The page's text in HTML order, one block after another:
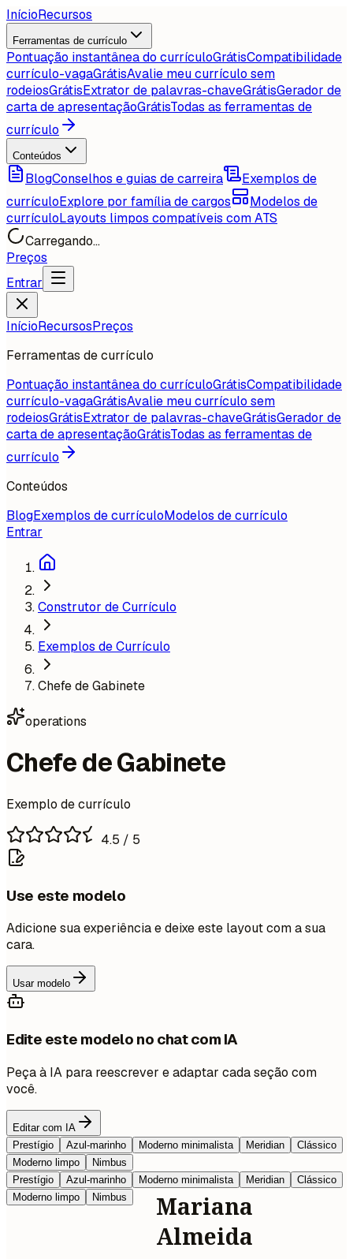
InícioRecursos
Ferramentas de currículo
Pontuação instantânea do currículoGrátisCompatibilidade
currículo-vagaGrátisAvalie meu currículo sem
rodeiosGrátisExtrator de palavras-chaveGrátisGerador de
carta de apresentaçãoGrátisTodas as ferramentas de
currículo
Conteúdos
BlogConselhos e guias de carreira
Exemplos de
currículoExplore por família de cargos
Modelos de
currículoLayouts limpos compatíveis com ATS
Carregando...
Preços
Entrar
InícioRecursosPreços
Ferramentas de currículo
Pontuação instantânea do currículoGrátisCompatibilidade
currículo-vagaGrátisAvalie meu currículo sem
rodeiosGrátisExtrator de palavras-chaveGrátisGerador de
carta de apresentaçãoGrátisTodas as ferramentas de
currículo
Conteúdos
BlogExemplos de currículoModelos de currículo
Entrar
Construtor de Currículo
Exemplos de Currículo
Chefe de Gabinete
operations
Chefe de Gabinete
Exemplo de currículo
4.5 / 5
Use este modelo
Adicione sua experiência e deixe este layout com a sua
cara.
Usar modelo
Edite este modelo no chat com IA
Peça à IA para reescrever e adaptar cada seção com
você.
Editar com IA
Prestígio
Azul-marinho Moderno minimalista Meridian
Clássico
Moderno limpo
Nimbus
Prestígio
Azul-marinho Moderno minimalista Meridian
Clássico
Moderno limpo
Nimbus
Mariana
Almeida